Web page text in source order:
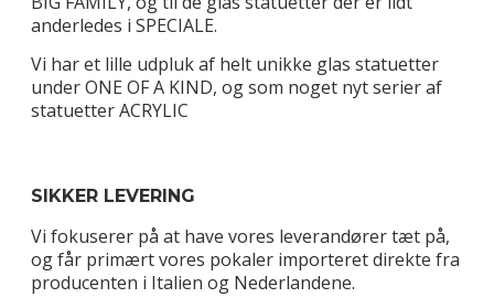
anderledes i SPECIALE.
Vi har et lille udpluk af helt unikke glas statuetter
under ONE OF A KIND, og som noget nyt serier af
statuetter ACRYLIC
SIKKER LEVERING
Vi fokuserer på at have vores leverandører tæt på,
og får primært vores pokaler importeret direkte fra
producenten i Italien og Nederlandene.